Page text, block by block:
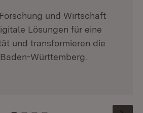
und Wirtschaft
Lösungen für eine
und transformieren die
Württemberg.